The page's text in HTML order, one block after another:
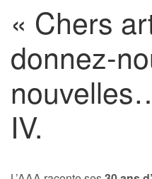
« Chers
donnez-
IV.